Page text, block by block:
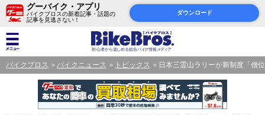
グーバイク・アプリ
バイクブロスの新着記事・話題の
記事を見逃さない！
ダウンロード
バイクブロス バイクニュース トピックス 日本三霊山ラリーが新制度「僧